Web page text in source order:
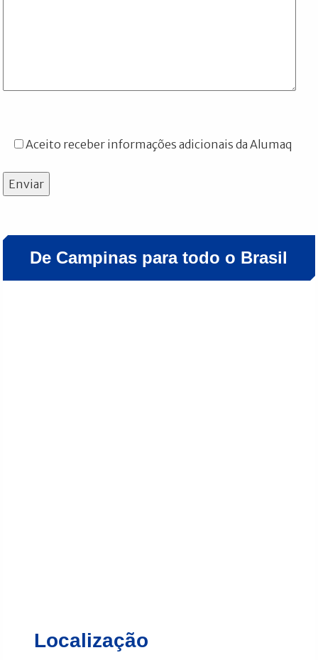
Aceito receber informações adicionais da Alumaq
Enviar
De Campinas para todo o Brasil
Localização